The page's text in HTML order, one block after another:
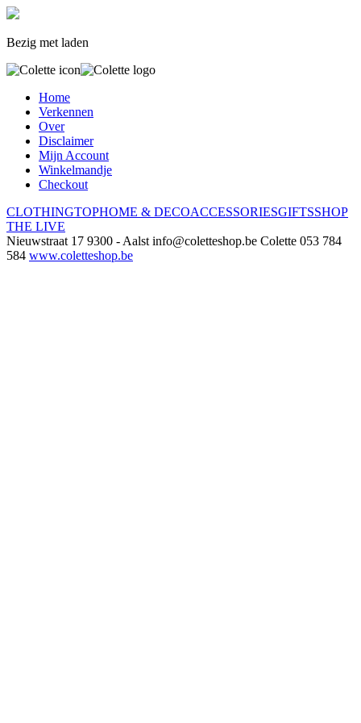
Bezig met laden
Home
Verkennen
Over
Disclaimer
Mijn Account
Winkelmandje
Checkout
CLOTHINGTOPHOME & DECOACCESSORIESGIFTSSHOP
THE LIVE
Nieuwstraat 17 9300 - Aalst info@coletteshop.be Colette 053 784
584 www.coletteshop.be